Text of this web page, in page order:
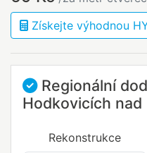
Získejte výhodnou
Regionální
Hodkovicích nad
Rekonstrukce